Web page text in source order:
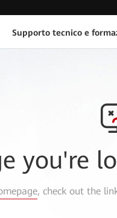
Supporto tecnico e
you're
, check out the